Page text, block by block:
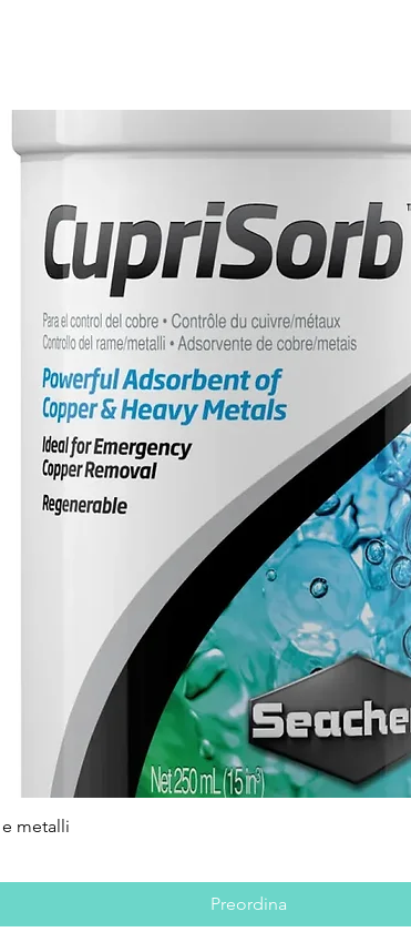
in modalita' bagnata durante l’uso.
In alcuni casi il prodotto puo’
x 100lt. Gli enzimi che presentano
concentrati, possono inibire lo
Prodotto biodegradabile. Non
l’ambiente. Prodotto destinato
metalli
Preordina